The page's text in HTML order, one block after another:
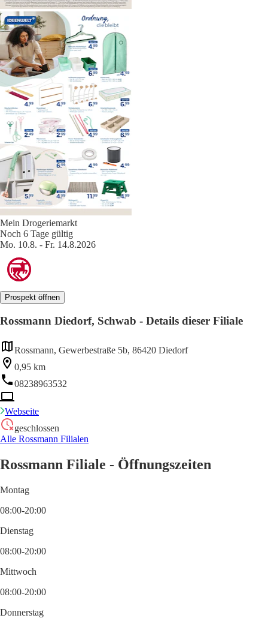
Mein Drogeriemarkt
Noch 6 Tage gültig
Mo. 10.8. - Fr. 14.8.2026
Prospekt öffnen
Rossmann Diedorf, Schwab - Details dieser Filiale
Rossmann, Gewerbestraße 5b, 86420 Diedorf
0,95 km
08238963532
Webseite
geschlossen
Alle Rossmann Filialen
Rossmann Filiale - Öffnungszeiten
Montag
08:00-20:00
Dienstag
08:00-20:00
Mittwoch
08:00-20:00
Donnerstag